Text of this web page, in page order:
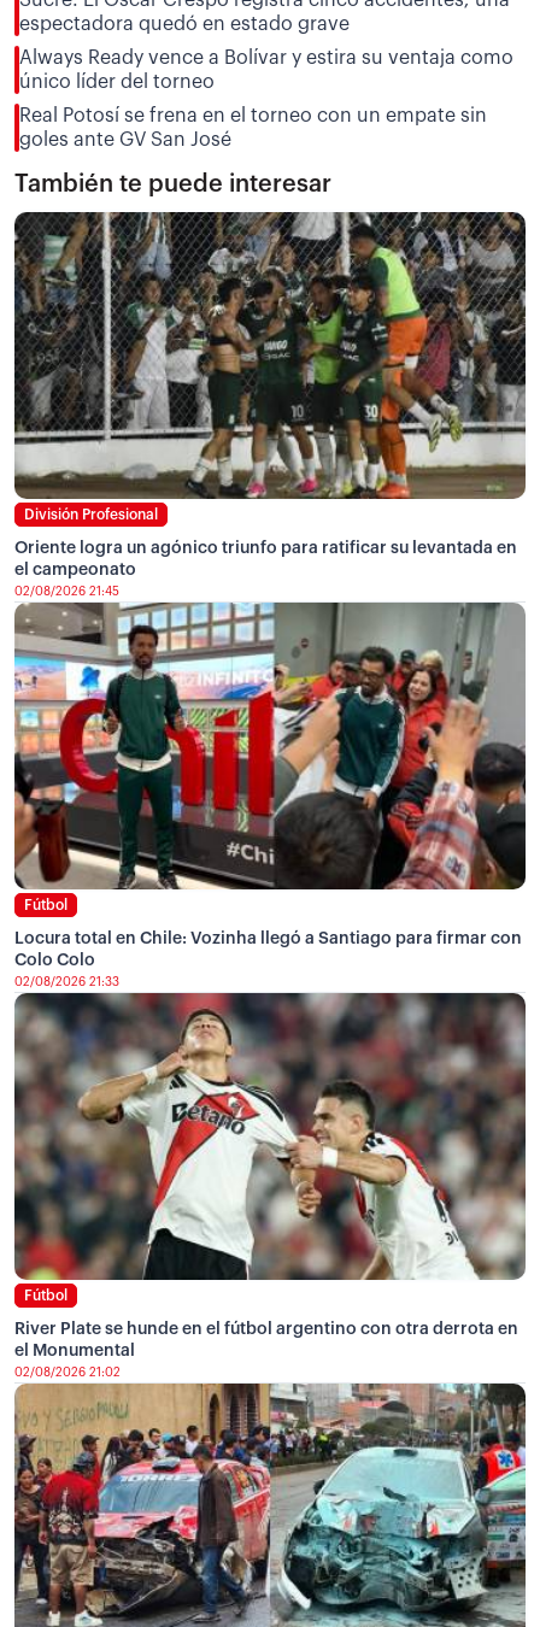
espectadora quedó en estado grave
Always Ready vence a Bolívar y estira su ventaja como
único líder del torneo
Real Potosí se frena en el torneo con un empate sin
goles ante GV San José
También te puede interesar
División Profesional
Oriente logra un agónico triunfo para ratificar su levantada en
el campeonato
02/08/2026 21:45
Fútbol
Locura total en Chile: Vozinha llegó a Santiago para firmar con
Colo Colo
02/08/2026 21:33
Fútbol
River Plate se hunde en el fútbol argentino con otra derrota en
el Monumental
02/08/2026 21:02